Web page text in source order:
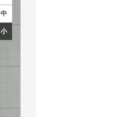
中
小